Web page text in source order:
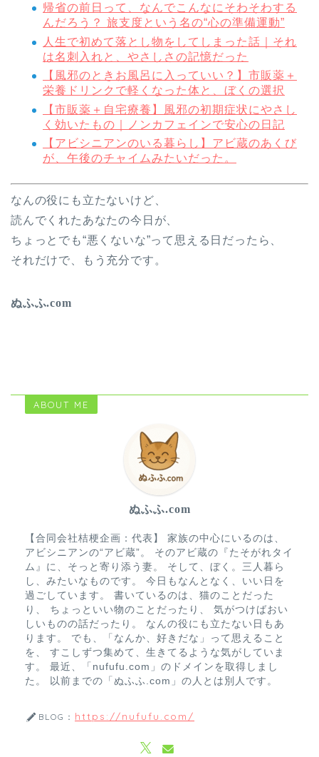
帰省の前日って、なんでこんなにそわそわする
んだろう？ 旅支度という名の“心の準備運動”
人生で初めて落とし物をしてしまった話｜それ
は名刺入れと、やさしさの記憶だった
【風邪のときお風呂に入っていい？】市販薬＋
栄養ドリンクで軽くなった体と、ぼくの選択
【市販薬＋自宅療養】風邪の初期症状にやさし
く効いたもの｜ノンカフェインで安心の日記
【アビシニアンのいる暮らし】アビ蔵のあくび
が、午後のチャイムみたいだった。
なんの役にも立たないけど、
読んでくれたあなたの今日が、
ちょっとでも“悪くないな”って思える日だったら、
それだけで、もう充分です。
ぬふふ.com
ABOUT ME
ぬふふ.com
【合同会社桔梗企画：代表】 家族の中心にいるのは、
アビシニアンの“アビ蔵”。 そのアビ蔵の『たそがれタイ
ム』に、そっと寄り添う妻。 そして、ぼく。三人暮ら
し、みたいなものです。 今日もなんとなく、いい日を
過ごしています。 書いているのは、猫のことだった
り、 ちょっといい物のことだったり、 気がつけばおい
しいものの話だったり。 なんの役にも立たない日もあ
ります。 でも、「なんか、好きだな」って思えること
を、 すこしずつ集めて、生きてるような気がしていま
す。 最近、「nufufu.com」のドメインを取得しまし
た。 以前までの「ぬふふ.com」の人とは別人です。
BLOG： https://nufufu.com/